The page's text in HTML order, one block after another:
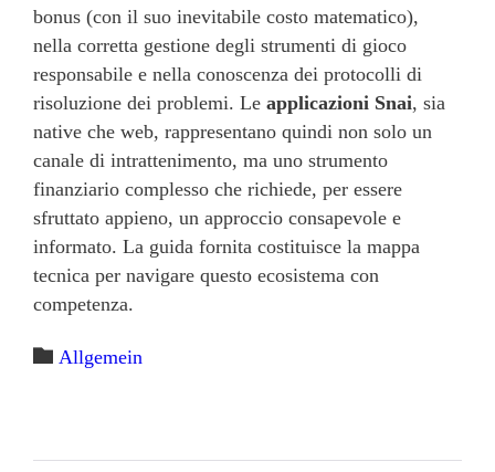
bonus (con il suo inevitabile costo matematico),
nella corretta gestione degli strumenti di gioco
responsabile e nella conoscenza dei protocolli di
risoluzione dei problemi. Le applicazioni Snai, sia
native che web, rappresentano quindi non solo un
canale di intrattenimento, ma uno strumento
finanziario complesso che richiede, per essere
sfruttato appieno, un approccio consapevole e
informato. La guida fornita costituisce la mappa
tecnica per navigare questo ecosistema con
competenza.
 Category
Allgemein